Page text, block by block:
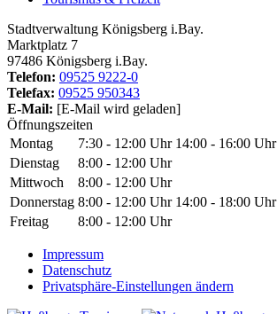
Stadtverwaltung Königsberg i.Bay.
Marktplatz 7
97486 Königsberg i.Bay.
Telefon: 09525 9222-0
Telefax: 09525 950343
E-Mail: [E-Mail wird geladen]
Öffnungszeiten
Montag
7:30 - 12:00 Uhr 14:00 - 16:00 Uhr
Dienstag
8:00 - 12:00 Uhr
Mittwoch
8:00 - 12:00 Uhr
Donnerstag 8:00 - 12:00 Uhr 14:00 - 18:00 Uhr
Freitag
8:00 - 12:00 Uhr
Impressum
Datenschutz
Privatsphäre-Einstellungen ändern